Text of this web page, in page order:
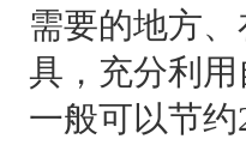
需要的地方
具，充分利
一般可以节